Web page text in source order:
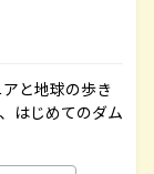
と地球の歩き
はじめてのダム